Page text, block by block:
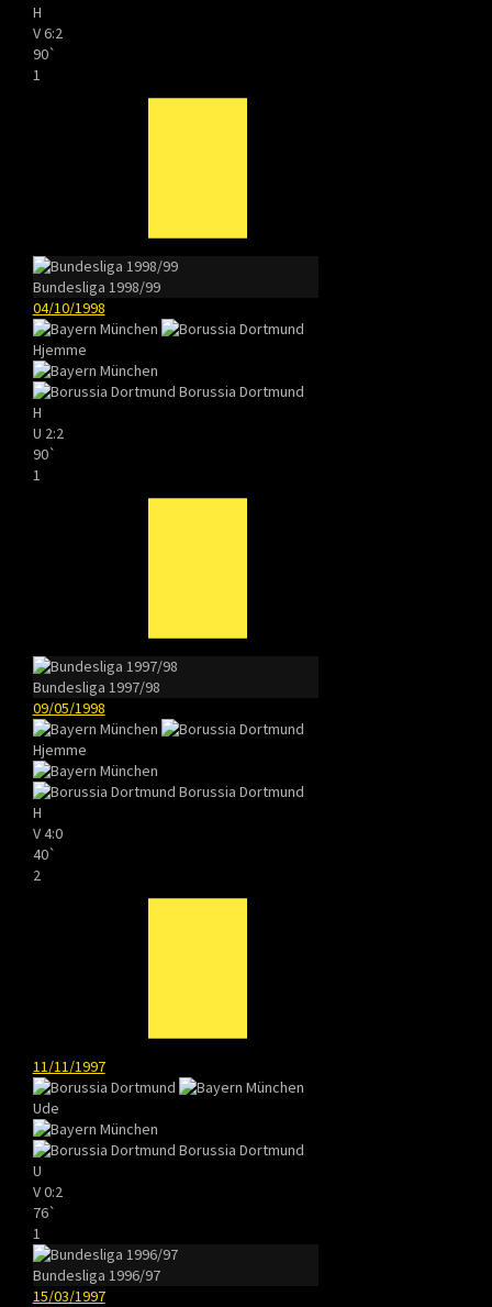
H
V6:2
90`
1
Bundesliga 1998/99
04/10/1998
Hjemme
Borussia Dortmund
H
U 2:2
90`
1
Bundesliga 1997/98
09/05/1998
Hjemme
Borussia Dortmund
H
V4:0
40`
2
11/11/1997
Ude
Borussia Dortmund
U
V0:2
76`
1
Bundesliga 1996/97
15/03/1997